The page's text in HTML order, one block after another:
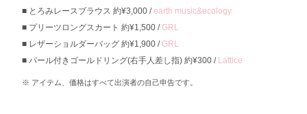
とろみレースブラウス 約¥3,000 /earth music&ecology
プリーツロングスカート 約¥1,500 /GRL
レザーショルダーバッグ 約¥1,900 /GRL
パール付きゴールドリング(右手人差し指) 約¥300 / Lattice
アイテム、価格はすべて出演者の自己申告です。